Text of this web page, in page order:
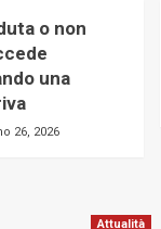
o non
una
26, 2026
Attualità